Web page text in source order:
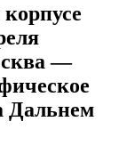
—
Дальнем